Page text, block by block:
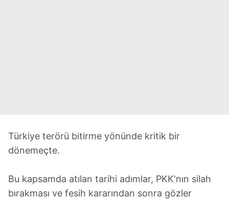
Türkiye terörü bitirme yönünde kritik bir
dönemeçte.
Bu kapsamda atılan tarihi adımlar, PKK'nın silah
bırakması ve fesih kararından sonra gözler